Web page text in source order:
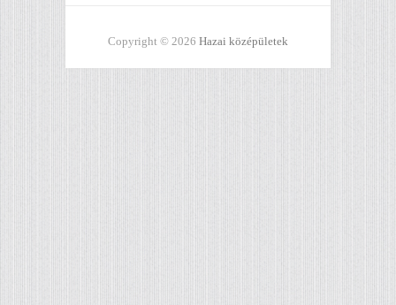
Copyright © 2026 Hazai középületek